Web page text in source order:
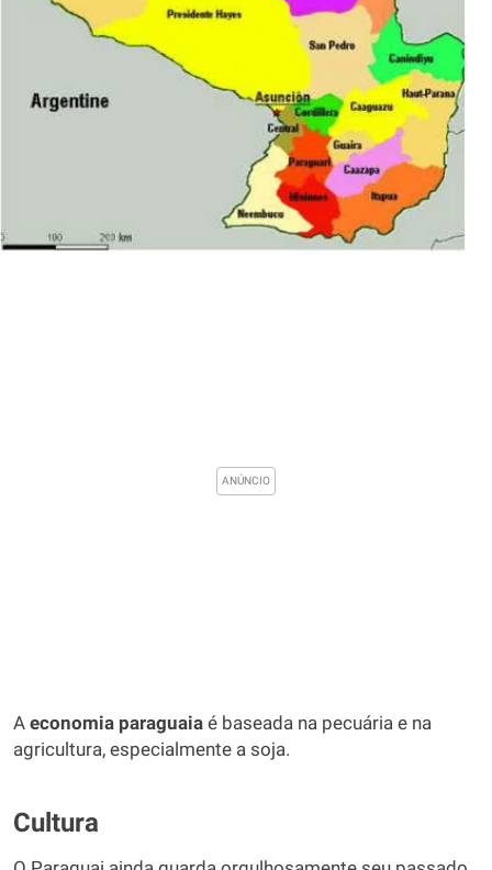
A economia paraguaia é baseada na pecuária e na
agricultura, especialmente a soja.
Cultura